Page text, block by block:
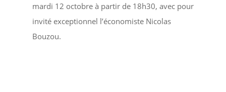
mardi 12 octobre à partir de 18h30, avec pour
invité exceptionnel l’économiste Nicolas
Bouzou.